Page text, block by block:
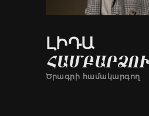
ԼԻԴԱ
Ծրագրի համակարգող